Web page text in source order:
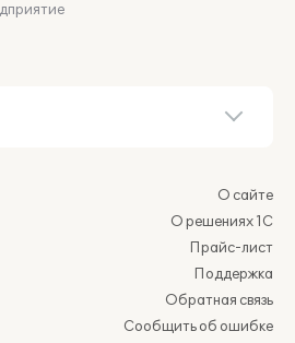
О сайте
О решениях 1С
Прайс-лист
Поддержка
Обратная связь
Сообщить об ошибке